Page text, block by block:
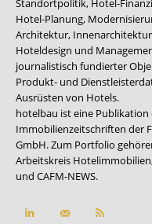
Standortpolitik, Hotel-
Hotel-Planung,
Architektur,
Hoteldesign und
journalistisch fundierter
Produkt- und
Ausrüsten von Hotels.
hotelbau ist eine Publikation
Immobilienzeitschriften der
GmbH. Zum Portfolio
Arbeitskreis Hotelimmobilien
und CAFM-NEWS.